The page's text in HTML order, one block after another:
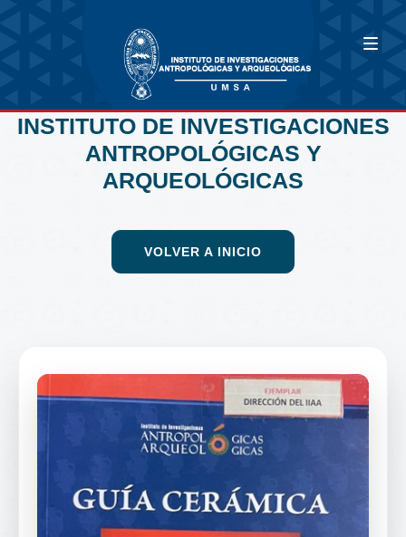
INSTITUTO DE INVESTIGACIONES
ANTROPOLÓGICAS Y
ARQUEOLÓGICAS
VOLVER A INICIO